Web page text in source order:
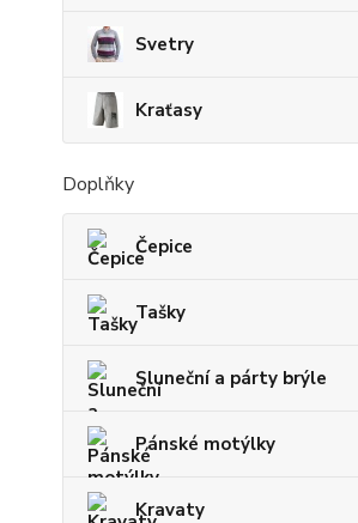
Svetry
Kraťasy
Doplňky
Čepice
Tašky
Sluneční a párty brýle
Pánské motýlky
Kravaty